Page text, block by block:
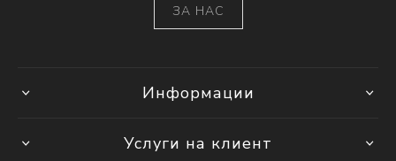
ЗА НАС
Информации
Услуги на клиент